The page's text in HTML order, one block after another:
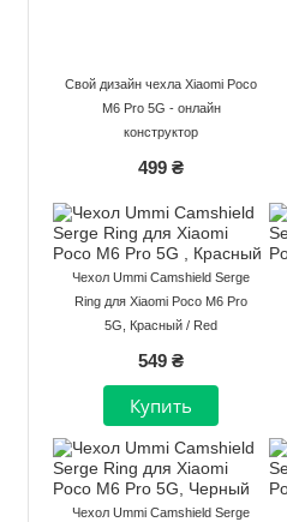
Свой дизайн чехла Xiaomi Poco
M6 Pro 5G - онлайн
конструктор
499 ₴
Чехол Ummi Camshield Serge
Ring для Xiaomi Poco M6 Pro
5G, Красный / Red
549 ₴
Чехол Ummi Camshield Serge